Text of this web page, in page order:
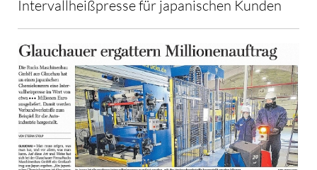
Intervallheißpresse für japanischen Kunden